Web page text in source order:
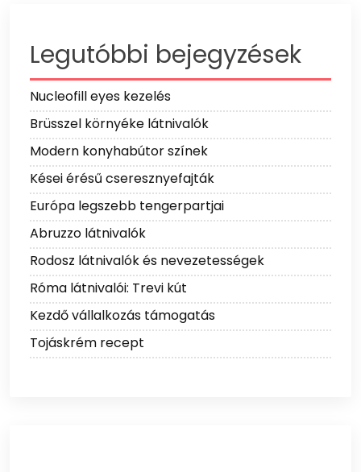
Legutóbbi bejegyzések
Nucleofill eyes kezelés
Brüsszel környéke látnivalók
Modern konyhabútor színek
Kései érésű cseresznyefajták
Európa legszebb tengerpartjai
Abruzzo látnivalók
Rodosz látnivalók és nevezetességek
Róma látnivalói: Trevi kút
Kezdő vállalkozás támogatás
Tojáskrém recept